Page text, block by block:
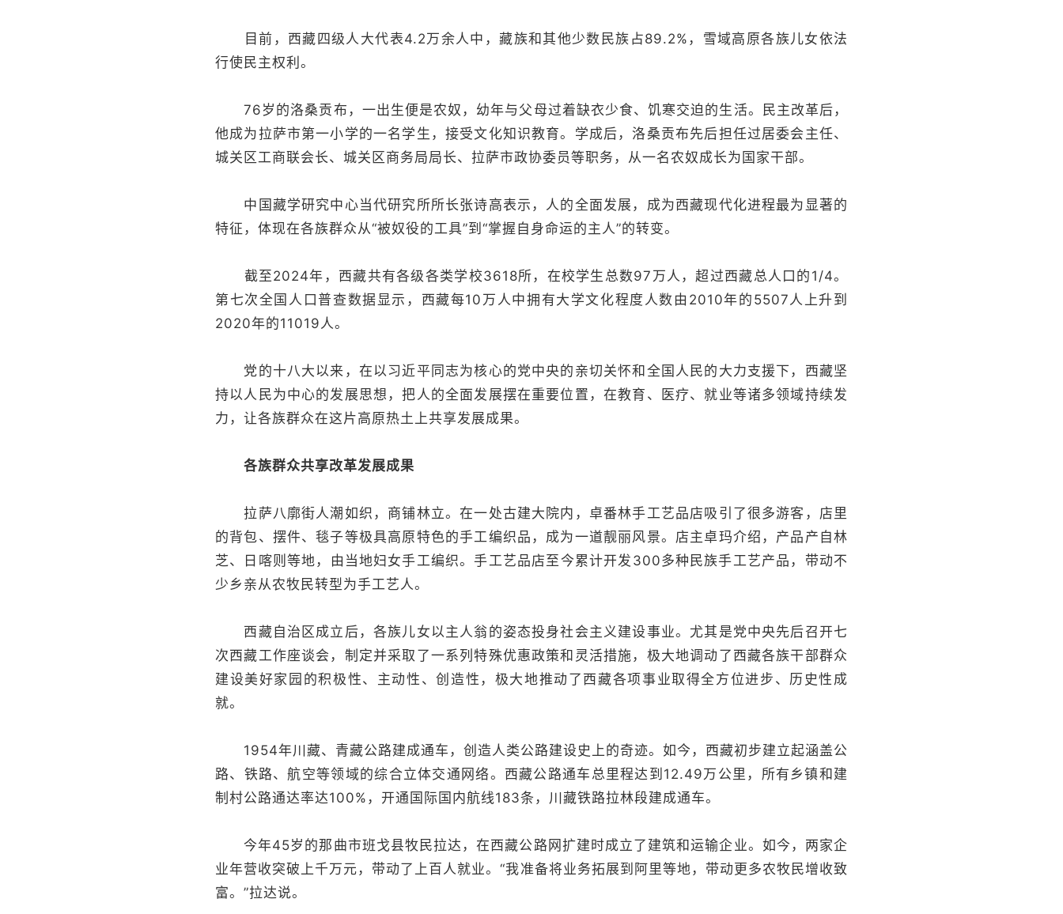
目前，西藏四级人大代表4.2万余人中，藏族和其他少数民族占89.2%，雪域高原各族儿女依法
行使民主权利。
76岁的洛桑贡布，一出生便是农奴，幼年与父母过着缺衣少食、饥寒交迫的生活。民主改革后，
他成为拉萨市第一小学的一名学生，接受文化知识教育。学成后，洛桑贡布先后担任过居委会主任、
城关区工商联会长、城关区商务局局长、拉萨市政协委员等职务，从一名农奴成长为国家干部。
中国藏学研究中心当代研究所所长张诗高表示，人的全面发展，成为西藏现代化进程最为显著的
特征，体现在各族群众从“被奴役的工具”到“掌握自身命运的主人”的转变。
截至2024年，西藏共有各级各类学校3618所，在校学生总数97万人，超过西藏总人口的1/4。
第七次全国人口普查数据显示，西藏每10万人中拥有大学文化程度人数由2010年的5507人上升到
2020年的11019人。
党的十八大以来，在以习近平同志为核心的党中央的亲切关怀和全国人民的大力支援下，西藏坚
持以人民为中心的发展思想，把人的全面发展摆在重要位置，在教育、医疗、就业等诸多领域持续发
力，让各族群众在这片高原热土上共享发展成果。
各族群众共享改革发展成果
拉萨八廓街人潮如织，商铺林立。在一处古建大院内，卓番林手工艺品店吸引了很多游客，店里
的背包、摆件、毯子等极具高原特色的手工编织品，成为一道靓丽风景。店主卓玛介绍，产品产自林
芝、日喀则等地，由当地妇女手工编织。手工艺品店至今累计开发300多种民族手工艺产品，带动不
少乡亲从农牧民转型为手工艺人。
西藏自治区成立后，各族儿女以主人翁的姿态投身社会主义建设事业。尤其是党中央先后召开七
次西藏工作座谈会，制定并采取了一系列特殊优惠政策和灵活措施，极大地调动了西藏各族干部群众
建设美好家园的积极性、主动性、创造性，极大地推动了西藏各项事业取得全方位进步、历史性成
就。
1954年川藏、青藏公路建成通车，创造人类公路建设史上的奇迹。如今，西藏初步建立起涵盖公
路、铁路、航空等领域的综合立体交通网络。西藏公路通车总里程达到12.49万公里，所有乡镇和建
制村公路通达率达100%，开通国际国内航线183条，川藏铁路拉林段建成通车。
今年45岁的那曲市班戈县牧民拉达，在西藏公路网扩建时成立了建筑和运输企业。如今，两家企
业年营收突破上千万元，带动了上百人就业。“我准备将业务拓展到阿里等地，带动更多农牧民增收致
富。”拉达说。